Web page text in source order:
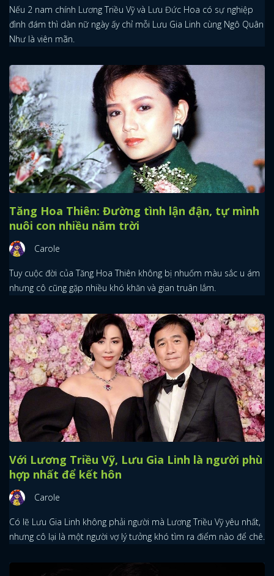
Nếu 2 nam chính Lương Triều Vỹ và Lưu Đức Hoa có sự nghiệp
đình đám thì dàn nữ ngày ấy chỉ mỗi Lưu Gia Linh cùng Ngô Quân
Như là viên mãn.
Tăng Hoa Thiên: Đường tình lận đận, tự mình
nuôi con nhiều năm trời
Carole
Tuy cuộc đời của Tăng Hoa Thiên không bị nhuốm màu sắc u ám
nhưng cô cũng gặp nhiều khó khăn và gian truân lắm.
Với Lương Triều Vỹ, Lưu Gia Linh là người phù
hợp nhất để kết hôn
Carole
Có lẽ Lưu Gia Linh không phải người mà Lương Triều Vỹ yêu nhất,
nhưng cô lại là một người vợ lý tưởng khó tìm ra điểm nào để chê.